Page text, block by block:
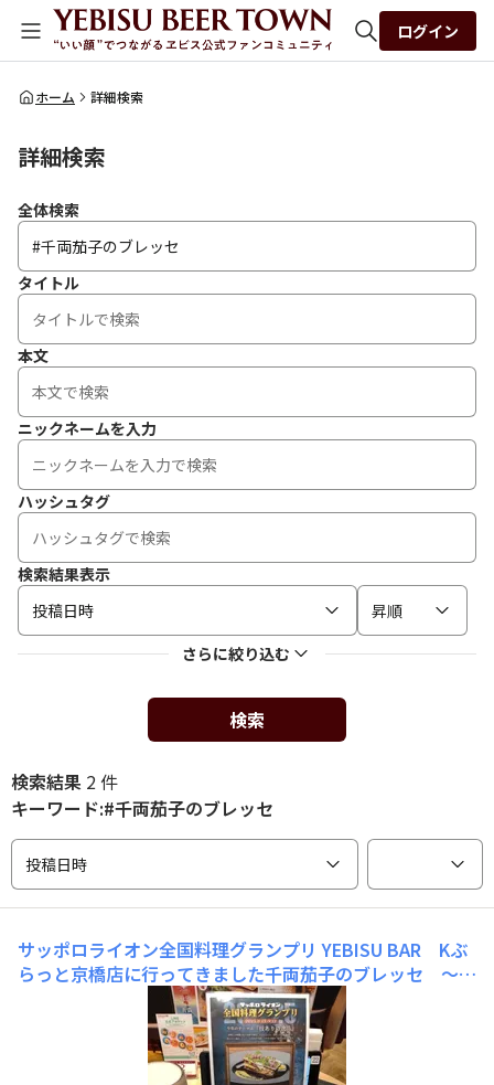
全体検索
ログイン
ホーム 詳細検索
詳細検索
全体検索
タイトル
本文
ニックネームを入力
ハッシュタグ
検索結果表示
投稿日時
昇順
さらに絞り込む
検索
検索結果 2 件
キーワード:#千両茄子のブレッセ
投稿日時
サッポロライオン全国料理グランプリ YEBISU BAR Kぶ
らっと京橋店に行ってきました千両茄子のブレッセ ～ハ
ーブが奏でる四重奏～他店が肉や海老が多めなので茄子な
のかと思いながら実食 いやぁこれはおいしいなぁ😋鶏
レバーが濃厚ですがハーブ好きにはたまりません飴細工？
もサンドしていて へぇ～って感じにいただきましたまた